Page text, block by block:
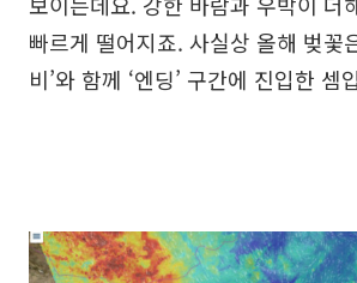
빠르게 떨어지죠. 사실상 올해 벚꽃
비’와 함께 ‘엔딩’ 구간에 진입한 셈